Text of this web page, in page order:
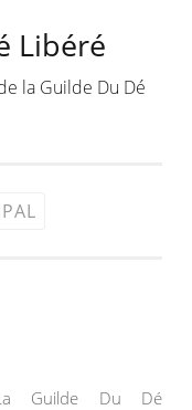
Libéré
la Guilde Du Dé
Guilde Du Dé